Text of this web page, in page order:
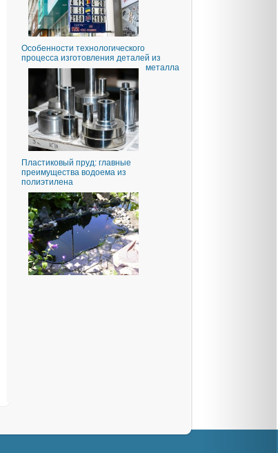
Особенности технологического
процесса изготовления деталей из
металла
Пластиковый пруд: главные
преимущества водоема из
полиэтилена